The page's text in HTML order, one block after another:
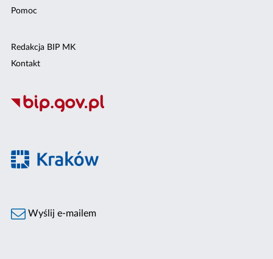
Pomoc
Redakcja BIP MK
Kontakt
Wyślij e-mailem